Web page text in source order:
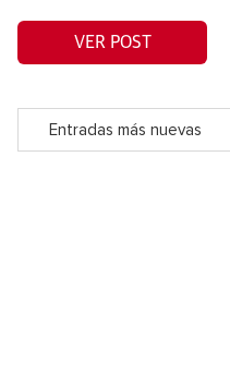
VER POST
Entradas más nuevas